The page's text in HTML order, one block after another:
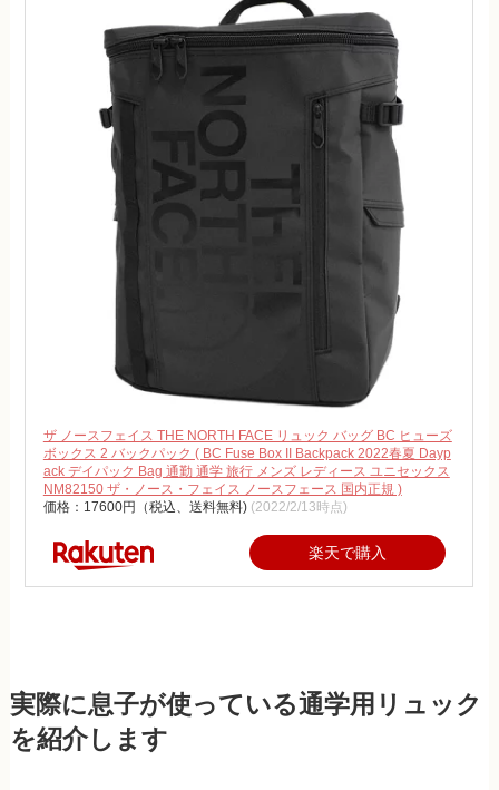
ザ ノースフェイス THE NORTH FACE リュック バッグ BC ヒューズ
ボックス 2 バックパック ( BC Fuse Box II Backpack 2022春夏 Dayp
ack デイパック Bag 通勤 通学 旅行 メンズ レディース ユニセックス
NM82150 ザ・ノース・フェイス ノースフェース 国内正規 )
価格：17600円（税込、送料無料) (2022/2/13時点)
楽天で購入
実際に息子が使っている通学用リュック
を紹介します